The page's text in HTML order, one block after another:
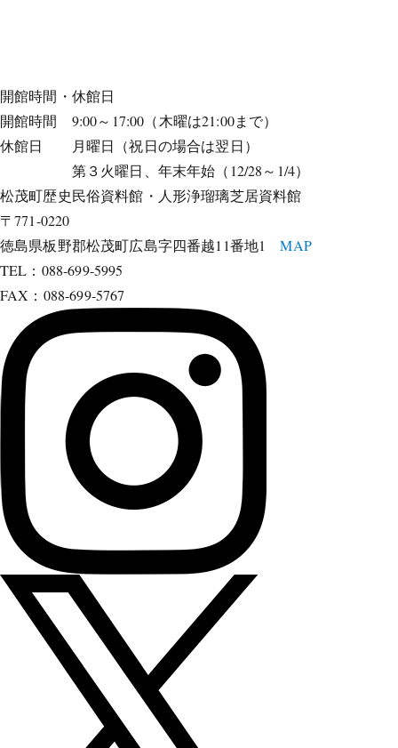
開館時間・休館日
開館時間 9:00～17:00（木曜は21:00まで）
休館日 月曜日（祝日の場合は翌日）
第３火曜日、年末年始（12/28～1/4）
松茂町歴史民俗資料館・人形浄瑠璃芝居資料館
〒771-0220
徳島県板野郡松茂町広島字四番越11番地1MAP
TEL：088-699-5995
FAX：088-699-5767